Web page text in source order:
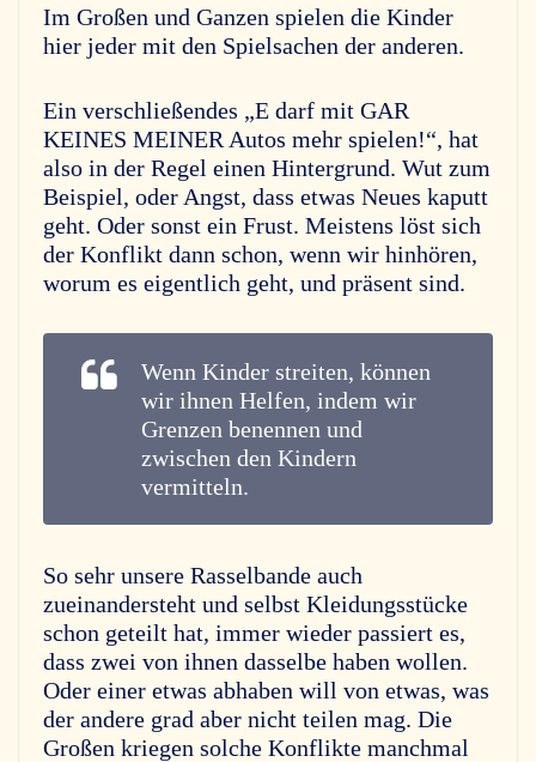
Im Großen und Ganzen spielen die Kinder
hier jeder mit den Spielsachen der anderen.
Ein verschließendes „E darf mit GAR
KEINES MEINER Autos mehr spielen!“, hat
also in der Regel einen Hintergrund. Wut zum
Beispiel, oder Angst, dass etwas Neues kaputt
geht. Oder sonst ein Frust. Meistens löst sich
der Konflikt dann schon, wenn wir hinhören,
worum es eigentlich geht, und präsent sind.
Wenn Kinder streiten, können
wir ihnen Helfen, indem wir
Grenzen benennen und
zwischen den Kindern
vermitteln.
So sehr unsere Rasselbande auch
zueinandersteht und selbst Kleidungsstücke
schon geteilt hat, immer wieder passiert es,
dass zwei von ihnen dasselbe haben wollen.
Oder einer etwas abhaben will von etwas, was
der andere grad aber nicht teilen mag. Die
Großen kriegen solche Konflikte manchmal